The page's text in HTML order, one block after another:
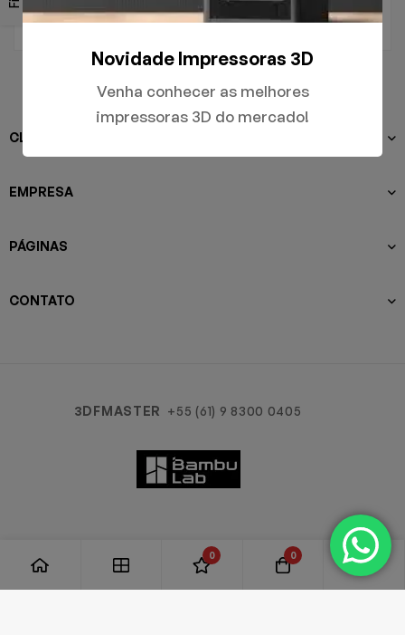
CLIENTES
EMPRESA
PÁGINAS
CONTATO
3DFMASTER +55 (61) 9 8300 0405
Novidade Impressoras 3D
Venha conhecer as melhores
impressoras 3D do mercado!
0 0